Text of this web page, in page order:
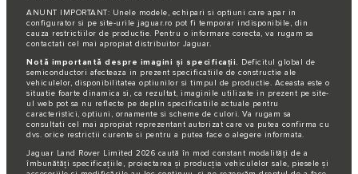
ANUNT IMPORTANT: Unele modele, echipari si optiuni care apar in
configurator si pe site-urile jaguar.ro pot fi temporar indisponibile, din
cauza restrictiilor de productie. Pentru o informare corecta, va rugam sa
contactati cel mai apropiat distribuitor Jaguar.
Notă importantă despre imagini și specificații. Deficitul global de
semiconductori afecteaza in prezent specificatiile de constructie ale
vehiculelor, disponibilitatea optiunilor si timpul de productie. Aceasta este o
situatie foarte dinamica si, ca rezultat, imaginile utilizate in prezent pe site-
ul web pot sa nu reflecte pe deplin specificatiile actuale pentru
caracteristici, optiuni, ornamente si scheme de culori. Va rugam sa
consultati cel mai apropiat reprezentant autorizat care va putea confirma cu
dvs. orice restrictii curente si pentru a putea face o alegere informata.
Jaguar Land Rover Limited 2026 caută în mod constant modalități de a
îmbunătăți specificațiile, proiectarea și producția vehiculelor sale, piesele și